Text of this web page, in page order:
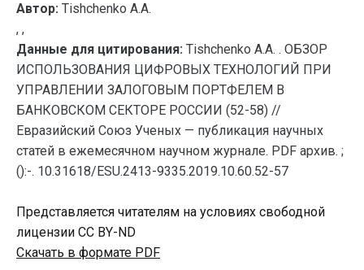
Автор: Tishchenko A.A.
, ,
Данные для цитирования: Tishchenko A.A. . ОБЗОР
ИСПОЛЬЗОВАНИЯ ЦИФРОВЫХ ТЕХНОЛОГИЙ ПРИ
УПРАВЛЕНИИ ЗАЛОГОВЫМ ПОРТФЕЛЕМ В
БАНКОВСКОМ СЕКТОРЕ РОССИИ (52-58) //
Евразийский Союз Ученых — публикация научных
статей в ежемесячном научном журнале. PDF архив. ;
():-. 10.31618/ESU.2413-9335.2019.10.60.52-57
Представляется читателям на условиях свободной
лицензии CC BY-ND
Скачать в формате PDF